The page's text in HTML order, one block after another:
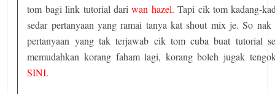
tom bagi link tutorial dari wan hazel. Tapi cik tom kadang-
sedar pertanyaan yang ramai tanya kat shout mix je. So nak
pertanyaan yang tak terjawab cik tom cuba buat tutorial
memudahkan korang faham lagi, korang boleh jugak
SINI.